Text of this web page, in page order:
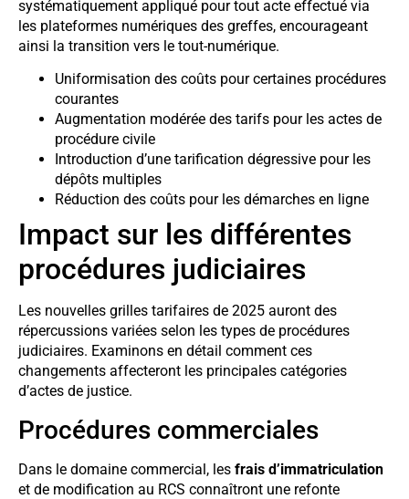
systématiquement appliqué pour tout acte effectué via
les plateformes numériques des greffes, encourageant
ainsi la transition vers le tout-numérique.
Uniformisation des coûts pour certaines procédures
courantes
Augmentation modérée des tarifs pour les actes de
procédure civile
Introduction d’une tarification dégressive pour les
dépôts multiples
Réduction des coûts pour les démarches en ligne
Impact sur les différentes
procédures judiciaires
Les nouvelles grilles tarifaires de 2025 auront des
répercussions variées selon les types de procédures
judiciaires. Examinons en détail comment ces
changements affecteront les principales catégories
d’actes de justice.
Procédures commerciales
Dans le domaine commercial, les frais d’immatriculation
et de modification au RCS connaîtront une refonte